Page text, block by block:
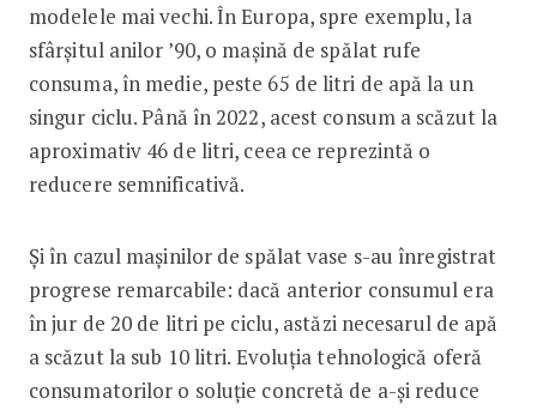
modelele mai vechi. În Europa, spre exemplu, la
sfârșitul anilor ’90, o mașină de spălat rufe
consuma, în medie, peste 65 de litri de apă la un
singur ciclu. Până în 2022, acest consum a scăzut la
aproximativ 46 de litri, ceea ce reprezintă o
reducere semnificativă.
Și în cazul mașinilor de spălat vase s-au înregistrat
progrese remarcabile: dacă anterior consumul era
în jur de 20 de litri pe ciclu, astăzi necesarul de apă
a scăzut la sub 10 litri. Evoluția tehnologică oferă
consumatorilor o soluție concretă de a-și reduce